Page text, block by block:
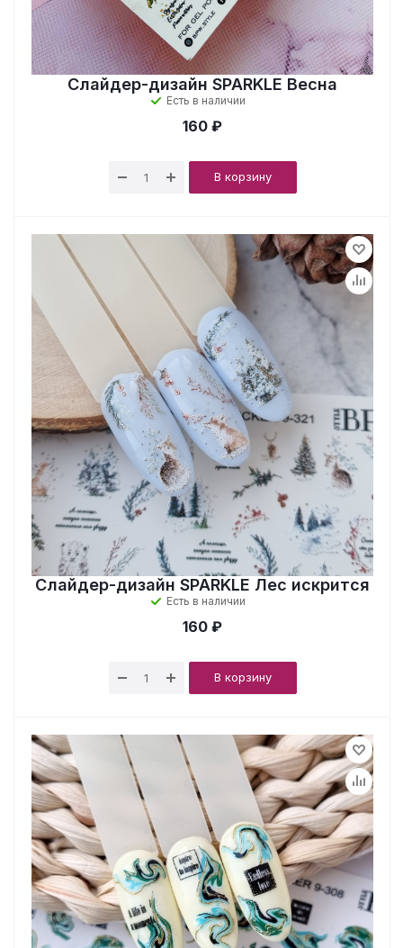
Слайдер-дизайн SPARKLE Весна
Есть в наличии
160 ₽
В корзину
Слайдер-дизайн SPARKLE Лес искрится
Есть в наличии
160 ₽
В корзину